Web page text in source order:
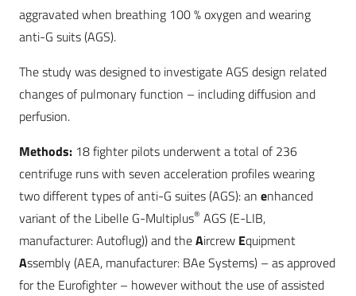
aggravated when breathing 100 % oxygen and wearing
anti-G suits (AGS).
The study was designed to investigate AGS design related
changes of pulmonary function – including diffusion and
perfusion.
Methods: 18 fighter pilots underwent a total of 236
centrifuge runs with seven acceleration profiles wearing
two different types of anti-G suites (AGS): an enhanced
variant of the Libelle G-Multiplus® AGS (E-LIB,
manufacturer: Autoflug)) and theAircrew Equipment
Assembly (AEA, manufacturer: BAe Systems) – as approved
for the Eurofighter – however without the use of assisted